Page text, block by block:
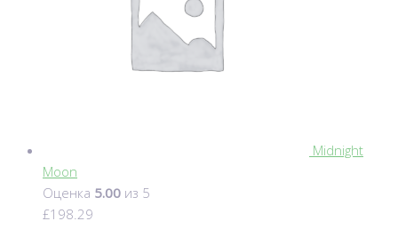
Midnight
Moon
Оценка 5.00 из 5
£198.29